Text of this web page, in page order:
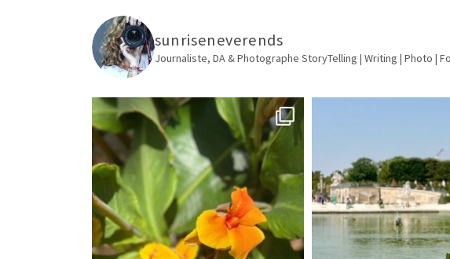
sunriseneverends
Journaliste, DA & Photographe StoryTelling | Writing | Photo |